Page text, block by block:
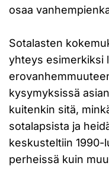
osaa
Sotalasten
yhteys esimerkiksi
kysymyksissä
kuitenkin sitä,
sotalapsista ja
keskusteltiin 1990-
perheissä kuin